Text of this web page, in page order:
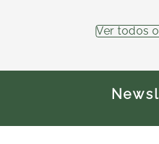
Ver todos